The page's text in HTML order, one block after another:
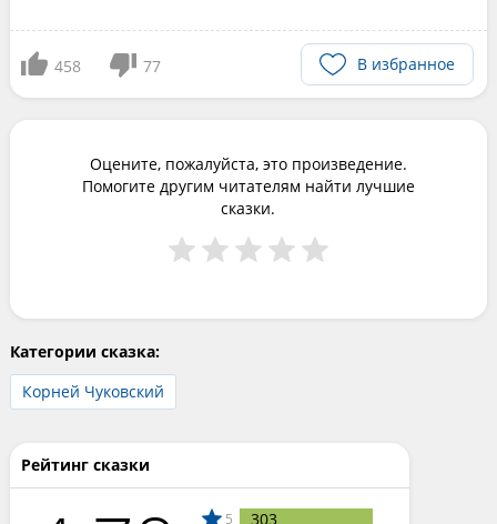
458 77 В избранное
Оцените, пожалуйста, это произведение.
Помогите другим читателям найти лучшие
сказки.
Категории сказка:
Корней Чуковский
Рейтинг сказки
5 303